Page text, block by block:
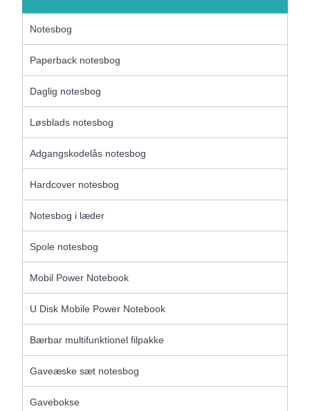
Notesbog
Paperback notesbog
Daglig notesbog
Løsblads notesbog
Adgangskodelås notesbog
Hardcover notesbog
Notesbog i læder
Spole notesbog
Mobil Power Notebook
U Disk Mobile Power Notebook
Bærbar multifunktionel filpakke
Gaveæske sæt notesbog
Gavebokse